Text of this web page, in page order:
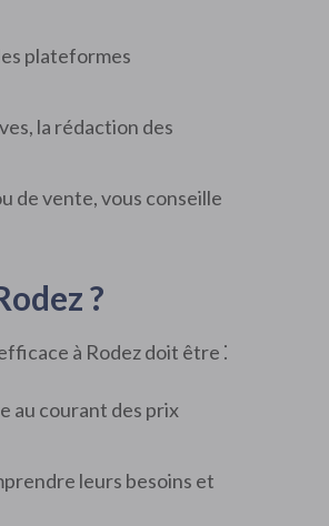
plateformes
la rédaction des
de vente, vous conseille
?
à Rodez doit être ⁚
au courant des prix
leurs besoins et